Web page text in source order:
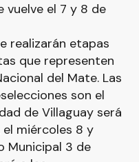
vuelve el 7 y 8 de
realizarán etapas
que representen
del Mate. Las
son el
de Villaguay será
el miércoles 8 y
Municipal 3 de